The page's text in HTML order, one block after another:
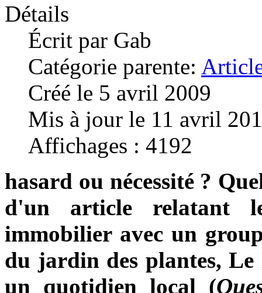
Détails
Écrit par Gab
Catégorie parente:
Créé le 5 avril 2009
Mis à jour le 11 avril
Affichages : 4192
hasard ou nécessité ?
d'un article relatant
immobilier avec un
du jardin des plantes, Le
un quotidien local (